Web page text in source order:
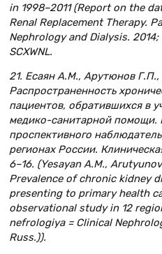
in 1998–2011 (Report on the
Renal Replacement Therapy.
Nephrology and Dialysis. 2014;
SCXWNL.
21. Есаян А.М., Арутюнов
Распространенность
пациентов, обратившихся в
медико-санитарной помощи.
проспективного
регионах России.
6–16. (Yesayan A.M.,
Prevalence of chronic kidney
presenting to primary health
observational study in 12
nefrologiya = Clinical
Russ.)).